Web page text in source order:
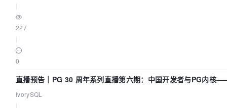
227
0
直播预告｜PG 30 周年系列直播第六期：中国开发者与PG内核
吗？我们贡献了什么？
IvorySQL